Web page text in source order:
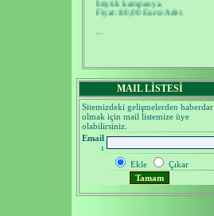
Fiyat: 80,00 Euro/Adet.
MAIL LİSTESİ
Sitemizdeki gelişmelerden haberdar
olmak için mail listemize üye
olabilirsiniz.
Email
:
Ekle
Çıkar